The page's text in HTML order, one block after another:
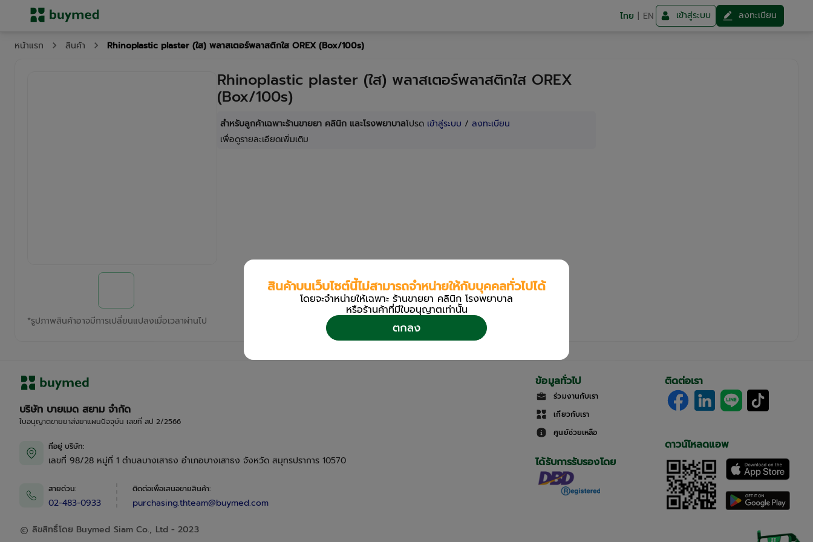
ไทย | EN เข้าสู่ระบบ ลงทะเบียน
หน้าแรก สินค้า Rhinoplastic plaster (ใส) พลาสเตอร์พลาสติกใส OREX (Box/100s)
*รูปภาพสินค้าอาจมีการเปลี่ยนแปลงเมื่อเวลาผ่านไป
Rhinoplastic plaster (ใส) พลาสเตอร์พลาสติกใส OREX
(Box/100s)
สำหรับลูกค้าเฉพาะร้านขายยา คลินิก และโรงพยาบาลโปรด เข้าสู่ระบบ / ลงทะเบียน
เพื่อดูรายละเอียดเพิ่มเติม
บริษัท บายเมด สยาม จำกัด
ใบอนุญาตขายยาส่งยาแผนปัจจุบัน เลขที่ สป 2/2566
ที่อยู่ บริษัท:
เลขที่ 98/28 หมู่ที่ 1 ตำบลบางเสาธง อำเภอบางเสาธง จังหวัด สมุทรปราการ 10570
สายด่วน:
02-483-0933
ติดต่อเพื่อเสนอขายสินค้า:
purchasing.thteam@buymed.com
ลิขสิทธิ์โดย Buymed Siam Co., Ltd - 2023
ข้อมูลทั่วไป
ร่วมงานกับเรา
เกี่ยวกับเรา
ศูนย์ช่วยเหลือ
ได้รับการรับรองโดย
ติดต่อเรา
ดาวน์โหลดแอพ
สินค้าบนเว็บไซต์นี้ไม่สามารถจำหน่ายให้กับบุคคลทั่วไปได้
โดยจะจำหน่ายให้เฉพาะ ร้านขายยา คลินิก โรงพยาบาล
หรือร้านค้าที่มีใบอนุญาตเท่านััน
ตกลง